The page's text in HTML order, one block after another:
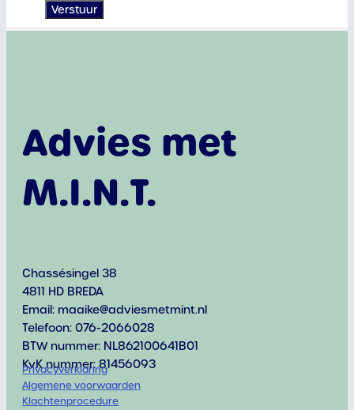
Verstuur
Advies met
M.I.N.T.
Chassésingel 38
4811 HD BREDA
Email: maaike@adviesmetmint.nl
Telefoon: 076-2066028
BTW nummer: NL862100641B01
KvK nummer: 81456093
Privacyverklaring
Algemene voorwaarden
Klachtenprocedure